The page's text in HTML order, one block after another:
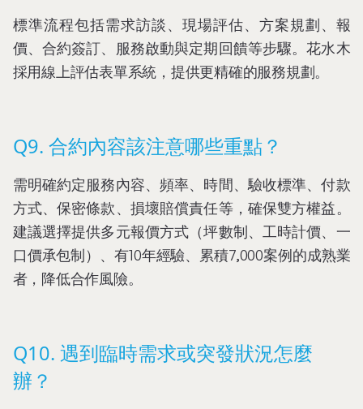
標準流程包括需求訪談、現場評估、方案規劃、報
價、合約簽訂、服務啟動與定期回饋等步驟。花水木
採用線上評估表單系統，提供更精確的服務規劃。
Q9. 合約內容該注意哪些重點？
需明確約定服務內容、頻率、時間、驗收標準、付款
方式、保密條款、損壞賠償責任等，確保雙方權益。
建議選擇提供多元報價方式（坪數制、工時計價、一
口價承包制）、有10年經驗、累積7,000案例的成熟業
者，降低合作風險。
Q10. 遇到臨時需求或突發狀況怎麼
辦？